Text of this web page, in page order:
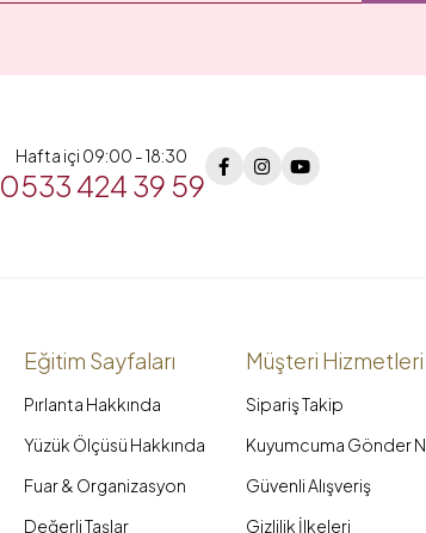
Hafta içi 09:00 - 18:30
0533 424 39 59
Eğitim Sayfaları
Pırlanta Hakkında
Yüzük Ölçüsü Hakkında
Fuar & Organizasyon
Değerli Taşlar
Müşteri Hizmetleri
Sipariş Takip
Kuyumcuma Gönder
Güvenli Alışveriş
Gizlilik İlkeleri